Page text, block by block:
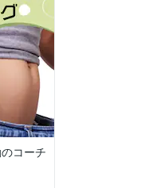
コーチ